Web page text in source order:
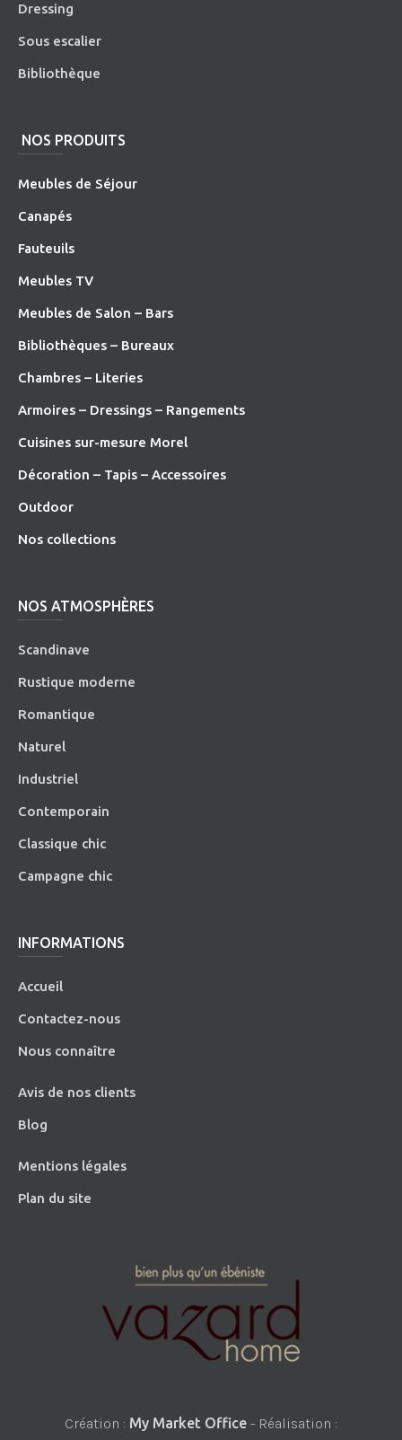
Dressing
Sous escalier
Bibliothèque
NOS PRODUITS
Meubles de Séjour
Canapés
Fauteuils
Meubles TV
Meubles de Salon – Bars
Bibliothèques – Bureaux
Chambres – Literies
Armoires – Dressings – Rangements
Cuisines sur-mesure Morel
Décoration – Tapis – Accessoires
Outdoor
Nos collections
NOS ATMOSPHÈRES
Scandinave
Rustique moderne
Romantique
Naturel
Industriel
Contemporain
Classique chic
Campagne chic
INFORMATIONS
Accueil
Contactez-nous
Nous connaître
Avis de nos clients
Blog
Mentions légales
Plan du site
Création : My Market Office - Réalisation :